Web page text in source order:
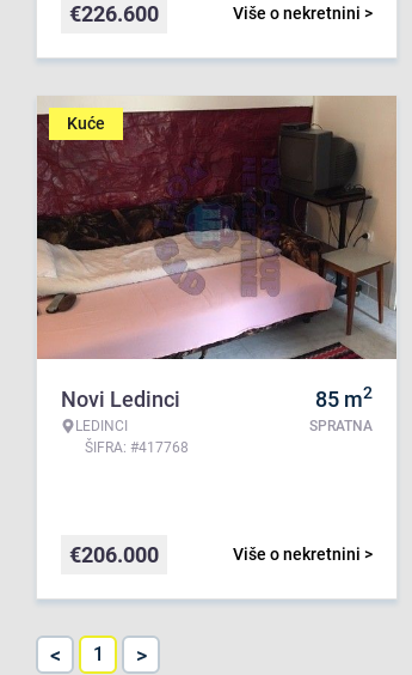
Više o nekretnini >
€226.600
Kuće
Novi Ledinci
LEDINCI
ŠIFRA: #417768
85 m2
SPRATNA
Više o nekretnini >
€206.000
< 1 >